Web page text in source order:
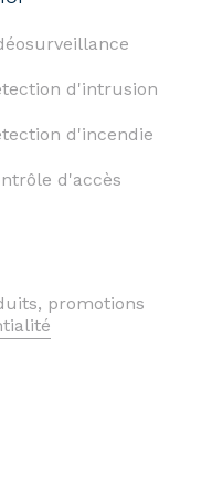
d'intrusion
d'incendie
d'accès
promotions